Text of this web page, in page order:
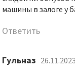
машины в залоге у
Ответить
Гульназ 26.11.2023